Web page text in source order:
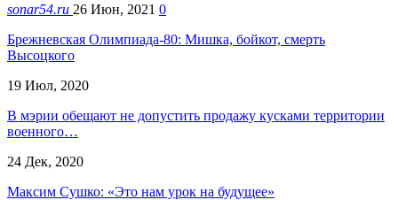
sonar54.ru 26 Июн, 2021 0
Брежневская Олимпиада-80: Мишка, бойкот, смерть
Высоцкого
19 Июл, 2020
В мэрии обещают не допустить продажу кусками территории
военного…
24 Дек, 2020
Максим Сушко: «Это нам урок на будущее»